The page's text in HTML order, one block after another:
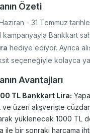
Özeti
- 31 Temmuz
kampanyayla Bankkart
hediye ediyor. Ayrıca
seçeneğiyle kolayca
Avantajları
TL Bankkart Lira:
ve üzeri alışverişte
yüklenecek 1000 TL
ile bir sonraki harcama